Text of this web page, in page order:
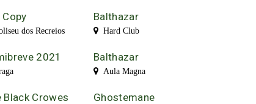
Copy
dos Recreios
Balthazar
Hard Club
2021 Balthazar
Aula Magna
Black Crowes Ghostemane